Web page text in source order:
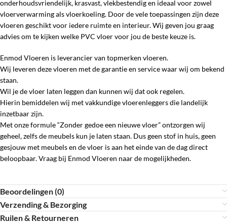
onderhoudsvriendelijk, krasvast, vlekbestendig en ideaal voor zowel
vloerverwarming als vloerkoeling. Door de vele toepassingen zijn deze
vloeren geschikt voor iedere ruimte en interieur. Wij geven jou graag
advies om te kijken welke PVC vloer voor jou de beste keuze is.
Enmod Vloeren is leverancier van topmerken vloeren.
Wij leveren deze vloeren met de garantie en service waar wij om bekend
staan.
Wil je de vloer laten leggen dan kunnen wij dat ook regelen.
Hierin bemiddelen wij met vakkundige vloerenleggers die landelijk
inzetbaar zijn.
Met onze formule “Zonder gedoe een nieuwe vloer” ontzorgen wij
geheel, zelfs de meubels kun je laten staan. Dus geen stof in huis, geen
gesjouw met meubels en de vloer is aan het einde van de dag direct
beloopbaar. Vraag bij Enmod Vloeren naar de mogelijkheden.
Beoordelingen (0)
Verzending & Bezorging
Ruilen & Retourneren